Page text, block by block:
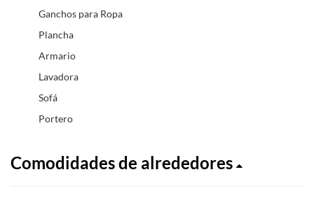
Ganchos para Ropa
Plancha
Armario
Lavadora
Sofá
Portero
Comodidades de alrededores